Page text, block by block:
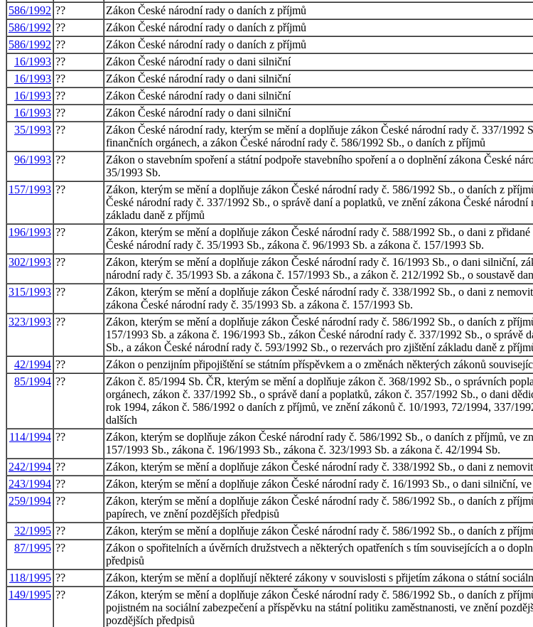
586/1992 ??
Zákon České národní rady o daních z příjmů
586/1992 ??
Zákon České národní rady o daních z příjmů
586/1992 ??
Zákon České národní rady o daních z příjmů
16/1993 ??
Zákon České národní rady o dani silniční
16/1993 ??
Zákon České národní rady o dani silniční
16/1993 ??
Zákon České národní rady o dani silniční
16/1993 ??
Zákon České národní rady o dani silniční
35/1993 ??
Zákon České národní rady, kterým se mění a doplňuje zákon České národní rady č. 337/
finančních orgánech, a zákon České národní rady č. 586/1992 Sb., o daních z příjmů
96/1993 ??
Zákon o stavebním spoření a státní podpoře stavebního spoření a o doplnění zákona České
35/1993 Sb.
157/1993 ??
Zákon, kterým se mění a doplňuje zákon České národní rady č. 586/1992 Sb., o daních z
České národní rady č. 337/1992 Sb., o správě daní a poplatků, ve znění zákona České
základu daně z příjmů
196/1993 ??
Zákon, kterým se mění a doplňuje zákon České národní rady č. 588/1992 Sb., o dani z
České národní rady č. 35/1993 Sb., zákona č. 96/1993 Sb. a zákona č. 157/1993 Sb.
302/1993 ??
Zákon, kterým se mění a doplňuje zákon České národní rady č. 16/1993 Sb., o dani silniční,
národní rady č. 35/1993 Sb. a zákona č. 157/1993 Sb., a zákon č. 212/1992 Sb., o soustavě
315/1993 ??
Zákon, kterým se mění a doplňuje zákon České národní rady č. 338/1992 Sb., o dani z
zákona České národní rady č. 35/1993 Sb. a zákona č. 157/1993 Sb.
323/1993 ??
Zákon, kterým se mění a doplňuje zákon České národní rady č. 586/1992 Sb., o daních z
157/1993 Sb. a zákona č. 196/1993 Sb., zákon České národní rady č. 337/1992 Sb., o
Sb., a zákon České národní rady č. 593/1992 Sb., o rezervách pro zjištění základu daně z
42/1994 ??
Zákon o penzijním připojištění se státním příspěvkem a o změnách některých zákonů
85/1994 ??
Zákon č. 85/1994 Sb. ČR, kterým se mění a doplňuje zákon č. 368/1992 Sb., o správních
orgánech, zákon č. 337/1992 Sb., o správě daní a poplatků, zákon č. 357/1992 Sb., o dani
rok 1994, zákon č. 586/1992 o daních z příjmů, ve znění zákonů č. 10/1993, 72/1994, 337/
dalších
114/1994 ??
Zákon, kterým se doplňuje zákon České národní rady č. 586/1992 Sb., o daních z příjmů, ve
157/1993 Sb., zákona č. 196/1993 Sb., zákona č. 323/1993 Sb. a zákona č. 42/1994 Sb.
242/1994 ??
Zákon, kterým se mění a doplňuje zákon České národní rady č. 338/1992 Sb., o dani z
243/1994 ??
Zákon, kterým se mění a doplňuje zákon České národní rady č. 16/1993 Sb., o dani silniční,
259/1994 ??
Zákon, kterým se mění a doplňuje zákon České národní rady č. 586/1992 Sb., o daních z
papírech, ve znění pozdějších předpisů
32/1995 ??
Zákon, kterým se mění a doplňuje zákon České národní rady č. 586/1992 Sb., o daních z
87/1995 ??
Zákon o spořitelních a úvěrních družstvech a některých opatřeních s tím souvisejících a o
předpisů
118/1995 ??
Zákon, kterým se mění a doplňují některé zákony v souvislosti s přijetím zákona o státní
149/1995 ??
Zákon, kterým se mění a doplňuje zákon České národní rady č. 586/1992 Sb., o daních z
pojistném na sociální zabezpečení a příspěvku na státní politiku zaměstnanosti, ve znění
pozdějších předpisů